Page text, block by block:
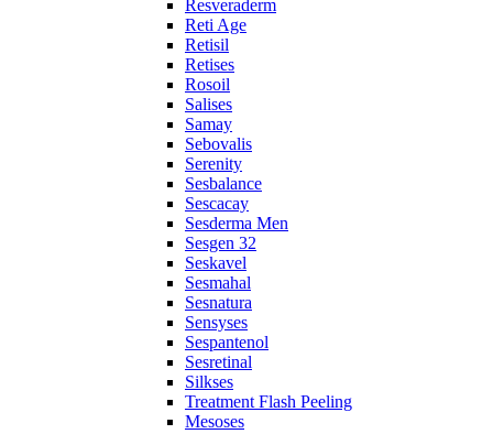
Resveraderm
Reti Age
Retisil
Retises
Rosoil
Salises
Samay
Sebovalis
Serenity
Sesbalance
Sescacay
Sesderma Men
Sesgen 32
Seskavel
Sesmahal
Sesnatura
Sensyses
Sespantenol
Sesretinal
Silkses
Treatment Flash Peeling
Mesoses